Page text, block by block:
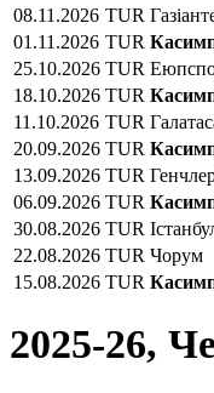
08.11.2026 TUR
01.11.2026 TUR
25.10.2026 TUR
18.10.2026 TUR
11.10.2026 TUR
20.09.2026 TUR
13.09.2026 TUR
06.09.2026 TUR
30.08.2026 TUR
22.08.2026 TUR Чорум
15.08.2026 TUR
2025-26,